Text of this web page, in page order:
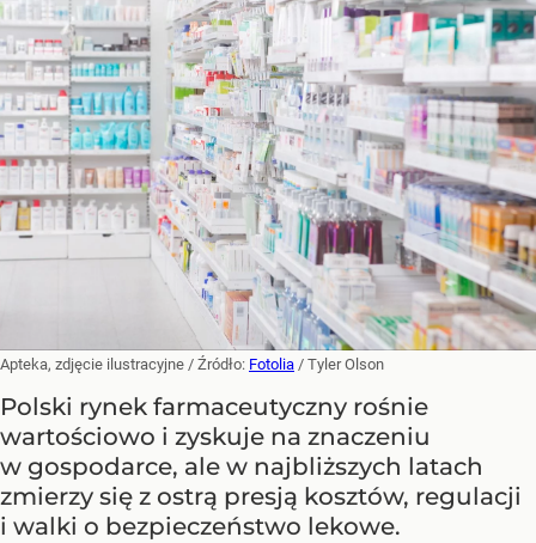
Apteka, zdjęcie ilustracyjne / Źródło: Fotolia / Tyler Olson
Polski rynek farmaceutyczny rośnie
wartościowo i zyskuje na znaczeniu
w gospodarce, ale w najbliższych latach
zmierzy się z ostrą presją kosztów, regulacji
i walki o bezpieczeństwo lekowe.